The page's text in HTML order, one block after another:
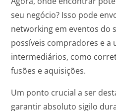
seu negócio? Isso pode
networking em eventos do
possíveis compradores e a
intermediários, como
fusões e aquisições.
Um ponto crucial a ser
garantir absoluto sigilo